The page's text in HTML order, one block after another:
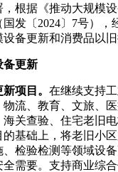
根据《推动大规模
发〔2024〕7号），
设备更新和消费品以
备更新
项目。 在继续支持
流、教育、文旅、
海关查验、住宅老旧
基础上，将老旧小
检验检测等领域设
需要。支持商业综